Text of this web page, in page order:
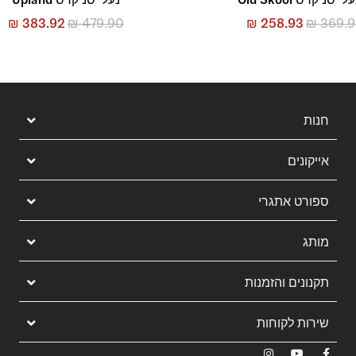
₪
₪ 258.93
₪479.90
₪ 383.92
חנות
אייקונים
ספורט אתגרי
מותג
תקנונים והזמנות
שירות לקוחות